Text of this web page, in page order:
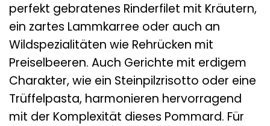
perfekt gebratenes Rinderfilet mit Kräutern,
ein zartes Lammkarree oder auch an
Wildspezialitäten wie Rehrücken mit
Preiselbeeren. Auch Gerichte mit erdigem
Charakter, wie ein Steinpilzrisotto oder eine
Trüffelpasta, harmonieren hervorragend
mit der Komplexität dieses Pommard. Für